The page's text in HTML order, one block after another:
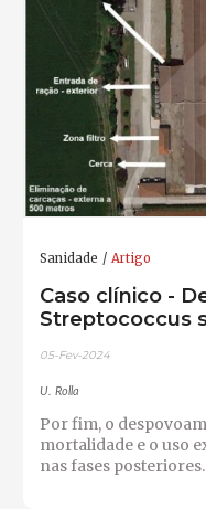
Sanidade Artigo
Caso clínico -
Streptococcus
05-Fev-2024
U. Rolla
Por fim, o
mortalidade e o uso
nas fases posteriores.